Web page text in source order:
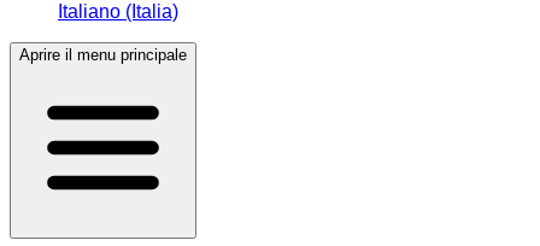
Italiano (Italia)
Aprire il menu principale